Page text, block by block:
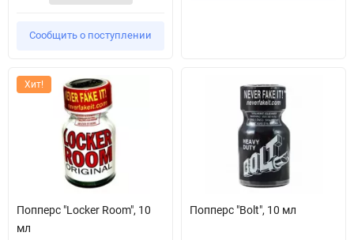
Сообщить о поступлении
Хит!
Попперс "Locker Room", 10
мл
Попперс "Bolt", 10 мл